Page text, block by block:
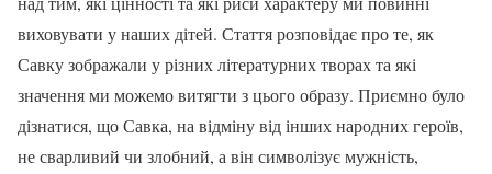
виховувати у наших дітей. Стаття розповідає про те, як
Савку зображали у різних літературних творах та які
значення ми можемо витягти з цього образу. Приємно було
дізнатися, що Савка, на відміну від інших народних героїв,
не сварливий чи злобний, а він символізує мужність,